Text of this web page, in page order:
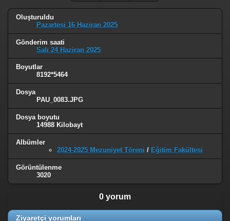
Oluşturuldu
Pazartesi 16 Haziran 2025
Gönderim saati
Salı 24 Haziran 2025
Boyutlar
8192*5464
Dosya
PAU_0083.JPG
Dosya boyutu
14988 Kilobayt
Albümler
2024-2025 Mezuniyet Töreni / Eğitim Fakültesi
Görüntülenme
3020
0 yorum
Ziyaretçi yorumları